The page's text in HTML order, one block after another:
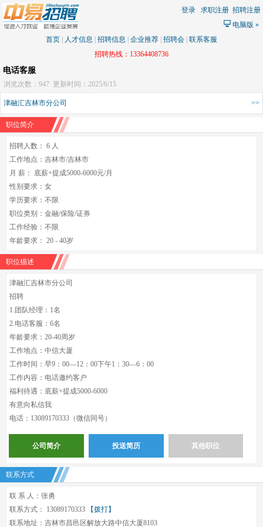
登录 求职注册 招聘注册
电脑版 »
首页
人才信息 招聘信息 企业推荐 招聘会 联系客服
招聘热线：13364408736
电话客服
浏览次数：947 更新时间：2025/6/15
>>
津融汇吉林市分公司
职位简介
招聘人数： 6 人
工作地点：吉林市/吉林市
月 薪： 底薪+提成5000-6000元/月
性别要求：女
学历要求：不限
职位类别：金融/保险/证券
工作经验：不限
年龄要求： 20 - 40岁
职位描述
津融汇吉林市分公司
招聘
1.团队经理：1名
2.电话客服：6名
年龄要求：20-40周岁
工作地点：中信大厦
工作时间：早9：00—12：00下午1：30—6：00
工作内容：电话邀约客户
福利待遇：底薪+提成5000-6000
有意向私信我
电话：13089170333（微信同号）
公司简介 投送简历 其他职位
联系方式
联 系 人：张勇
联系方式： 13089170333
【拨打】
联系地址：吉林市昌邑区解放大路中信大厦8103